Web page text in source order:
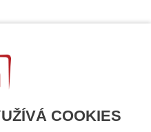
COOKIES